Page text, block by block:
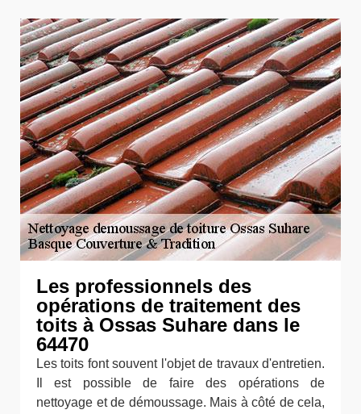
Les professionnels des
opérations de traitement des
toits à Ossas Suhare dans le
64470
Les toits font souvent l'objet de travaux d'entretien.
Il est possible de faire des opérations de
nettoyage et de démoussage. Mais à côté de cela,